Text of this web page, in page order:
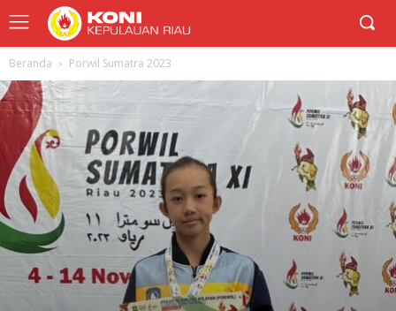
Beranda Porwil Sumatra 2023